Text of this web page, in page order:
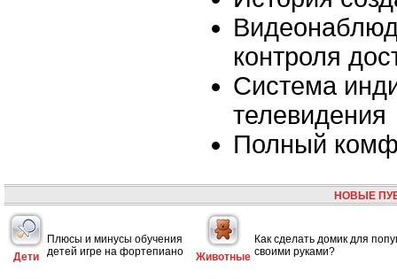
контроля
Система
телевидения
Полный
НОВЫЕ
Дети
Плюсы и минусы обучения
детей игре на фортепиано
Животные
Как сделать домик для
своими руками?